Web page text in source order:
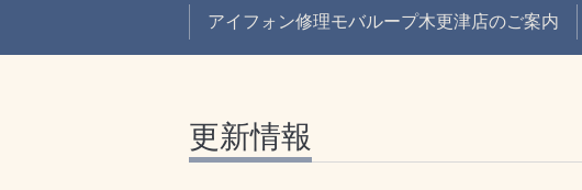
アイフォン修理モバループ木更津店のご案内
更新情報